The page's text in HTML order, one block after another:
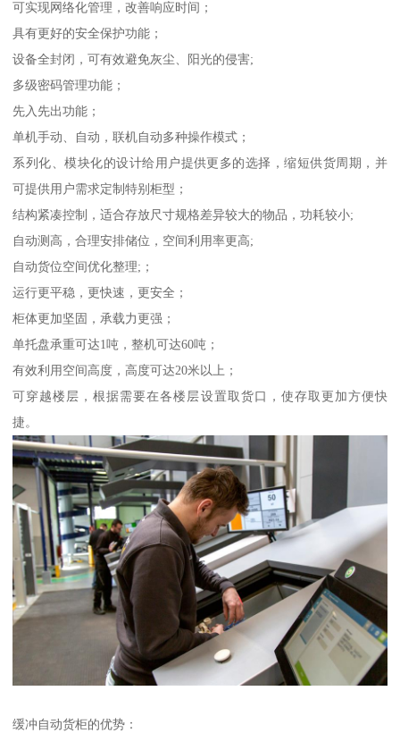
可实现网络化管理，改善响应时间；
具有更好的安全保护功能；
设备全封闭，可有效避免灰尘、阳光的侵害;
多级密码管理功能；
先入先出功能；
单机手动、自动，联机自动多种操作模式；
系列化、模块化的设计给用户提供更多的选择，缩短供货周期，并
可提供用户需求定制特别柜型；
结构紧凑控制，适合存放尺寸规格差异较大的物品，功耗较小;
自动测高，合理安排储位，空间利用率更高;
自动货位空间优化整理;；
运行更平稳，更快速，更安全；
柜体更加坚固，承载力更强；
单托盘承重可达1吨，整机可达60吨；
有效利用空间高度，高度可达20米以上；
可穿越楼层，根据需要在各楼层设置取货口，使存取更加方便快
捷。
缓冲自动货柜的优势：